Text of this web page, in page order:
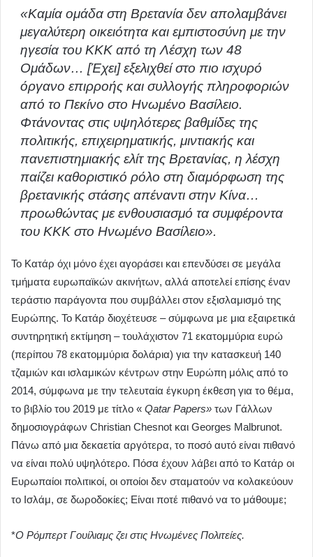
«Καμία ομάδα στη Βρετανία δεν απολαμβάνει
μεγαλύτερη οικειότητα και εμπιστοσύνη με την
ηγεσία του ΚΚΚ από τη Λέσχη των 48
Ομάδων… [Έχει] εξελιχθεί στο πιο ισχυρό
όργανο επιρροής και συλλογής πληροφοριών
από το Πεκίνο στο Ηνωμένο Βασίλειο.
Φτάνοντας στις υψηλότερες βαθμίδες της
πολιτικής, επιχειρηματικής, μιντιακής και
πανεπιστημιακής ελίτ της Βρετανίας, η λέσχη
παίζει καθοριστικό ρόλο στη διαμόρφωση της
βρετανικής στάσης απέναντι στην Κίνα…
προωθώντας με ενθουσιασμό τα συμφέροντα
του ΚΚΚ στο Ηνωμένο Βασίλειο».
Το Κατάρ όχι μόνο έχει αγοράσει και επενδύσει σε μεγάλα
τμήματα ευρωπαϊκών ακινήτων, αλλά αποτελεί επίσης έναν
τεράστιο παράγοντα που συμβάλλει στον εξισλαμισμό της
Ευρώπης. Το Κατάρ διοχέτευσε – σύμφωνα με μια εξαιρετικά
συντηρητική εκτίμηση – τουλάχιστον 71 εκατομμύρια ευρώ
(περίπου 78 εκατομμύρια δολάρια) για την κατασκευή 140
τζαμιών και ισλαμικών κέντρων στην Ευρώπη μόλις από το
2014, σύμφωνα με την τελευταία έγκυρη έκθεση για το θέμα,
το βιβλίο του 2019 με τίτλο « Qatar Papers» των Γάλλων
δημοσιογράφων Christian Chesnot και Georges Malbrunot.
Πάνω από μια δεκαετία αργότερα, το ποσό αυτό είναι πιθανό
να είναι πολύ υψηλότερο. Πόσα έχουν λάβει από το Κατάρ οι
Ευρωπαίοι πολιτικοί, οι οποίοι δεν σταματούν να κολακεύουν
το Ισλάμ, σε δωροδοκίες; Είναι ποτέ πιθανό να το μάθουμε;
*Ο Ρόμπερτ Γουίλιαμς ζει στις Ηνωμένες Πολιτείες.